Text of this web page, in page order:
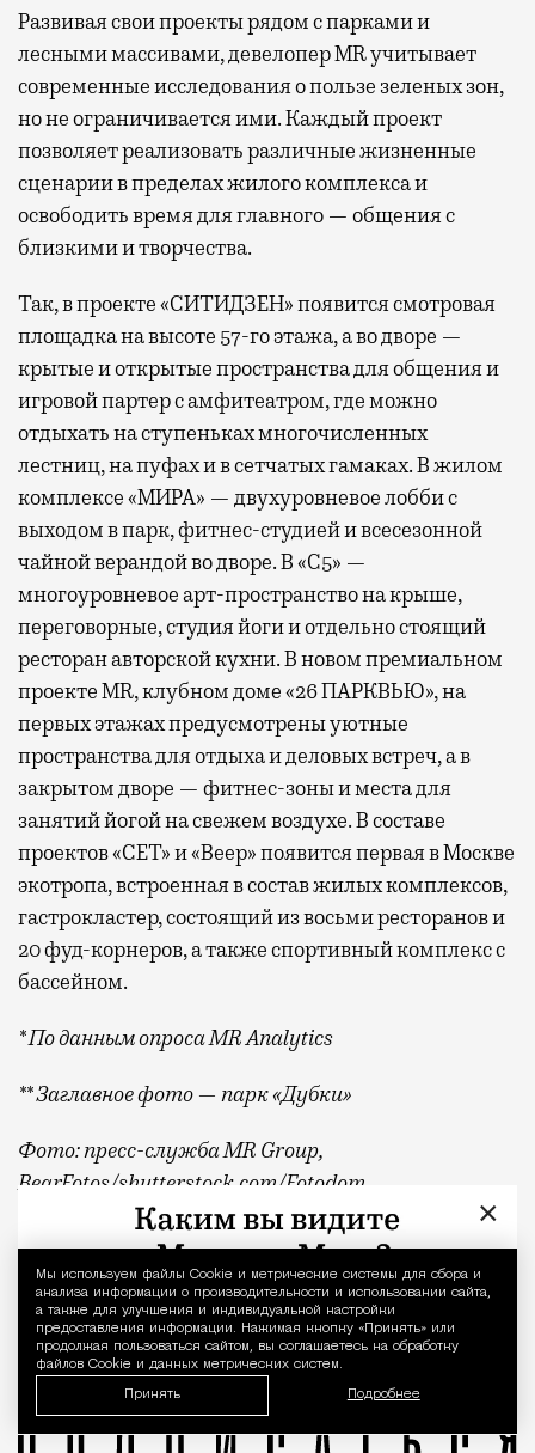
Уведомление
Мы используем файлы Сookie и метрические системы для сбора и
анализа информации о производительности и использовании сайта,
а также для улучшения и индивидуальной настройки
предоставления информации. Нажимая кнопку «Принять» или
продолжая пользоваться сайтом, вы соглашаетесь на обработку
файлов Cookie и данных метрических систем.
Принять Подробнее
Развиваясвои проекты рядом с парками и
лесными массивами, девелопер MR учитывает
современные исследования о пользе зеленых зон,
но не ограничивается ими. Каждый проект
позволяет реализовать различные жизненные
сценарии в пределах жилого комплекса и
освободить время для главного — общения с
близкими и творчества.
Так, в проекте «СИТИДЗЕН» появится смотровая
площадка на высоте 57-го этажа, а во дворе —
крытые и открытые пространства для общения и
игровой партер с амфитеатром, где можно
отдыхать на ступеньках многочисленных
лестниц, на пуфах и в сетчатых гамаках. В жилом
комплексе «МИРА» — двухуровневое лобби с
выходом в парк, фитнес-студией и всесезонной
чайной верандой во дворе. В «С5» —
многоуровневое арт-пространство на крыше,
переговорные, студия йоги и отдельно стоящий
ресторан авторской кухни. В новом премиальном
проекте MR, клубном доме «26 ПАРКВЬЮ», на
первых этажах предусмотрены уютные
пространства для отдыха и деловых встреч, а в
закрытом дворе — фитнес-зоны и места для
занятий йогой на свежем воздухе. В составе
проектов «СЕТ» и «Веер»появитсяпервая в Москве
экотропа, встроенная в состав жилых комплексов,
гастрокластер, состоящий из восьми ресторанов и
20 фуд-корнеров, а также спортивный комплекс с
бассейном.
* По данным опроса MR Analytics
** Заглавное фото — парк «Дубки»
Фото: пресс-служба MR Group,
BearFotos/shutterstock.com/Fotodom
Квадратные метры, планировки, вид из
MR Group
×